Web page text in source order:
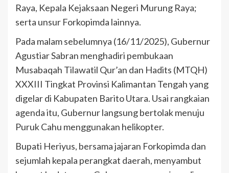
Raya, Kepala Kejaksaan Negeri Murung Raya;
serta unsur Forkopimda lainnya.
Pada malam sebelumnya (16/11/2025), Gubernur
Agustiar Sabran menghadiri pembukaan
Musabaqah Tilawatil Qur’an dan Hadits (MTQH)
XXXIII Tingkat Provinsi Kalimantan Tengah yang
digelar di Kabupaten Barito Utara. Usai rangkaian
agenda itu, Gubernur langsung bertolak menuju
Puruk Cahu menggunakan helikopter.
Bupati Heriyus, bersama jajaran Forkopimda dan
sejumlah kepala perangkat daerah, menyambut